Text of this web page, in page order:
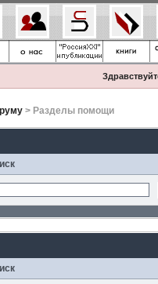
> Разделы помощи